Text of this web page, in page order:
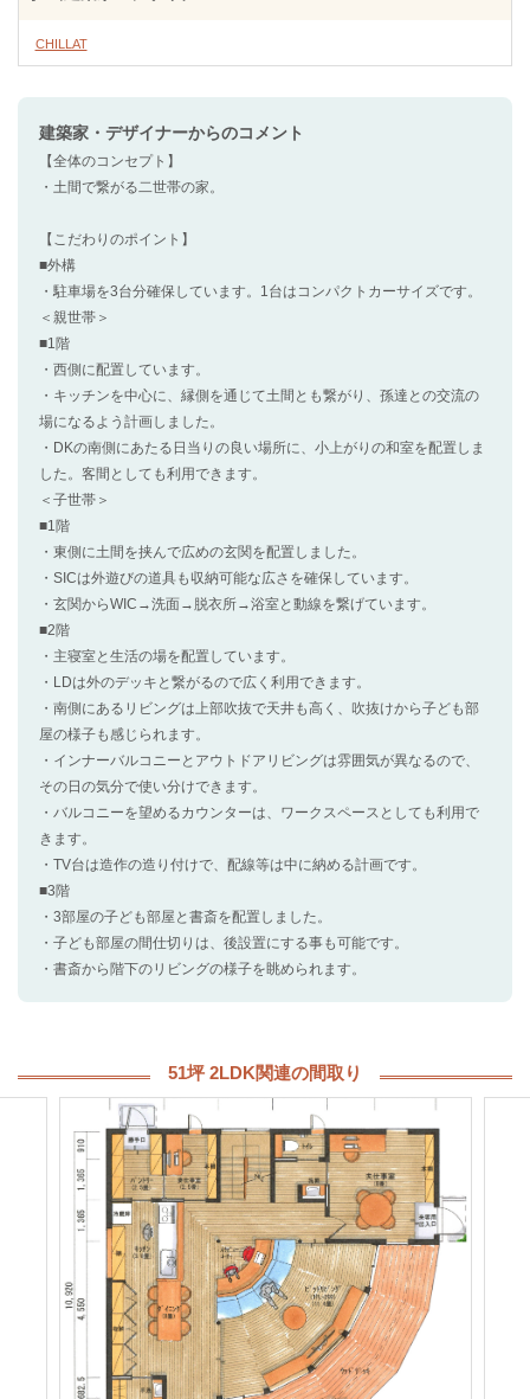
CHILLAT
建築家・デザイナーからのコメント
【全体のコンセプト】
・土間で繋がる二世帯の家。
【こだわりのポイント】
■外構
・駐車場を3台分確保しています。1台はコンパクトカーサイズです。
＜親世帯＞
■1階
・西側に配置しています。
・キッチンを中心に、縁側を通じて土間とも繋がり、孫達との交流の
場になるよう計画しました。
・DKの南側にあたる日当りの良い場所に、小上がりの和室を配置しま
した。客間としても利用できます。
＜子世帯＞
■1階
・東側に土間を挟んで広めの玄関を配置しました。
・SICは外遊びの道具も収納可能な広さを確保しています。
・玄関からWIC→洗面→脱衣所→浴室と動線を繋げています。
■2階
・主寝室と生活の場を配置しています。
・LDは外のデッキと繋がるので広く利用できます。
・南側にあるリビングは上部吹抜で天井も高く、吹抜けから子ども部
屋の様子も感じられます。
・インナーバルコニーとアウトドアリビングは雰囲気が異なるので、
その日の気分で使い分けできます。
・バルコニーを望めるカウンターは、ワークスペースとしても利用で
きます。
・TV台は造作の造り付けで、配線等は中に納める計画です。
■3階
・3部屋の子ども部屋と書斎を配置しました。
・子ども部屋の間仕切りは、後設置にする事も可能です。
・書斎から階下のリビングの様子を眺められます。
51坪 2LDK関連の間取り